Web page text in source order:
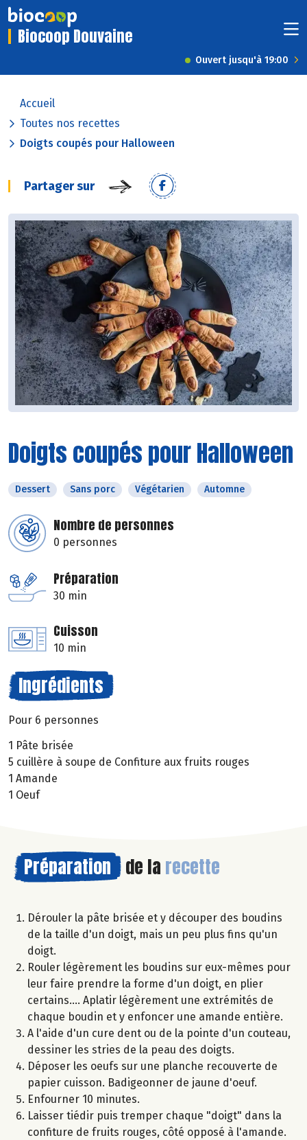
Biocoop Douvaine
Ouvert jusqu'à 19:00
Accueil
Toutes nos recettes
Doigts coupés pour Halloween
Partager sur
Doigts coupés pour Halloween
Dessert Sans porc Végétarien Automne
Nombre de personnes
0 personnes
Préparation
30 min
Cuisson
10 min
Ingrédients
Pour 6 personnes
1 Pâte brisée
5 cuillère à soupe de Confiture aux fruits rouges
1 Amande
1 Oeuf
Préparation de la recette
Dérouler la pâte brisée et y découper des boudins
de la taille d'un doigt, mais un peu plus fins qu'un
doigt.
Rouler légèrement les boudins sur eux-mêmes pour
leur faire prendre la forme d'un doigt, en plier
certains.... Aplatir légèrement une extrémités de
chaque boudin et y enfoncer une amande entière.
A l'aide d'un cure dent ou de la pointe d'un couteau,
dessiner les stries de la peau des doigts.
Déposer les oeufs sur une planche recouverte de
papier cuisson. Badigeonner de jaune d'oeuf.
Enfourner 10 minutes.
Laisser tiédir puis tremper chaque "doigt" dans la
confiture de fruits rouges, côté opposé à l'amande.